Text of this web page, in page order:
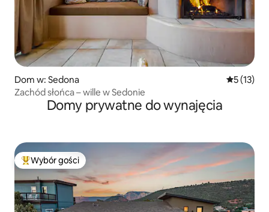
Dom w: Sedona Średnia
5 (13)
Zachód słońca – wille w Sedonie
Domy prywatne do wynajęcia
Najpopularniejsze z kategorii Wybór gości
Wybór gości